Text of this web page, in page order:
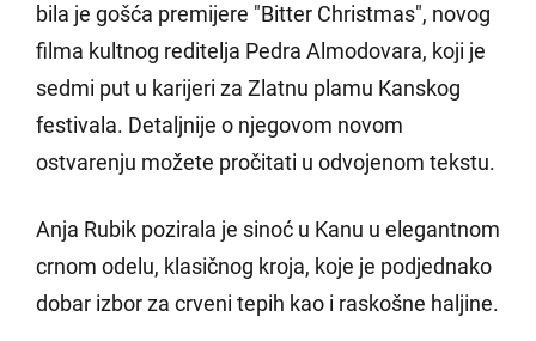
bila je gošća premijere "Bitter Christmas", novog
filma kultnog reditelja Pedra Almodovara, koji je
sedmi put u karijeri za Zlatnu plamu Kanskog
festivala. Detaljnije o njegovom novom
ostvarenju možete pročitati u odvojenom tekstu.
Anja Rubik pozirala je sinoć u Kanu u elegantnom
crnom odelu, klasičnog kroja, koje je podjednako
dobar izbor za crveni tepih kao i raskošne haljine.